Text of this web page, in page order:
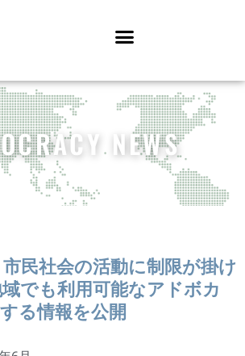
NEWS
民社会の活動に制限が掛け
でも利用可能なアドボカ
る情報を公開